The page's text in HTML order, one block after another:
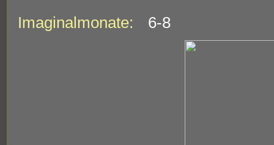
Imaginalmonate:
6-8